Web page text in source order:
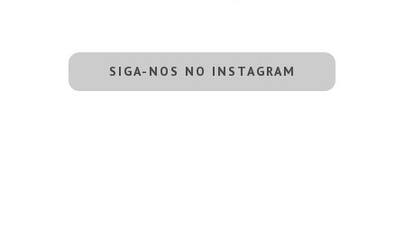
SIGA-NOS NO INSTAGRAM